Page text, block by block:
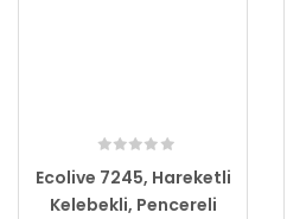
Ecolive 7245, Hareketli
Kelebekli, Pencereli